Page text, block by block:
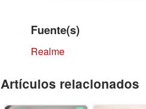
Fuente(s)
Realme
Artículos relacionados